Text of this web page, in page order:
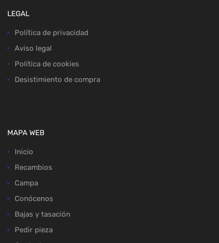
LEGAL
Política de privacidad
Aviso legal
Política de cookies
Desistimiento de compra
MAPA WEB
Inicio
Recambios
Campa
Conócenos
Bajas y tasación
Pedir pieza